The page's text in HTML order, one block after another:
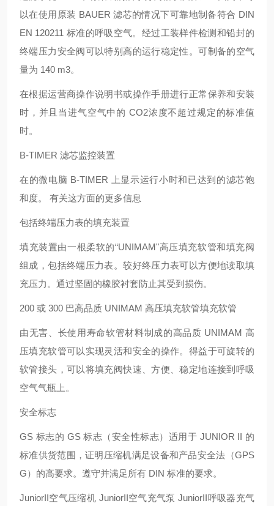
以在使用原装 BAUER 滤芯的情况下可靠地制备符合 DIN
EN 120211 标准的呼吸空气。经过工装样件检测和铅封的
终端压力安全阀可以特别高的运行稳定性。可制备的空气
量为 140 m3。
在根据运营商操作说明书或操作手册进行正常保养和安装
时，并且当进气空气中的 CO2浓度不超过规定的标准值
时。
B-TIMER 滤芯监控装置
在的微电脑 B-TIMER 上显示运行小时和已达到的滤芯饱
和度。 有关这方面的更多信息
包括终端压力表的填充装置
填充装置由一根柔软的“UNIMAM"高压填充软管和填充阀
组成，包括终端压力表。较好终压力表可以方便地读取填
充压力。通过坚固的橡胶衬套防止其受到损伤。
200 或 300 巴高品质 UNIMAM 高压填充软管填充软管
由无害、长使用寿命软管材料制成的高品质 UNIMAM 高
压填充软管可以实现灵活和安全的操作。得益于可旋转的
软管接头，可以将填充阀快速、方便、稳定地连接到呼吸
空气气瓶上。
安全标志
GS 标志的 GS 标志（安全性标志）适用于 JUNIOR II 的
标准供货范围，证明压缩机满足设备和产品安全法（GPS
G）的高要求。遵守并满足所有 DIN 标准的要求。
JuniorII空气压缩机 JuniorII空气充气泵 JuniorII呼吸器充气